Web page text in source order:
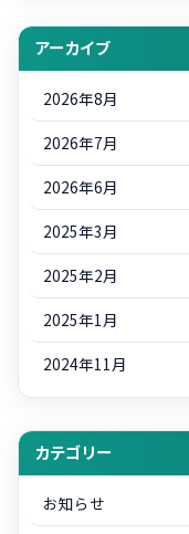
アーカイブ
2026年8月
2026年7月
2026年6月
2025年3月
2025年2月
2025年1月
2024年11月
カテゴリー
お知らせ